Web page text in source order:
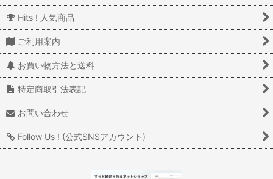
Hits ! 人気商品
ご利用案内
お買い物方法と送料
特定商取引法表記
お問い合わせ
Follow Us ! (公式SNSアカウント)